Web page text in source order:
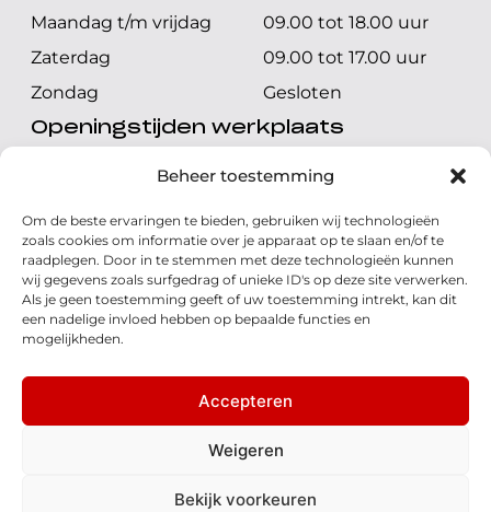
Beheer toestemming
Om de beste ervaringen te bieden, gebruiken wij technologieën
zoals cookies om informatie over je apparaat op te slaan en/of te
raadplegen. Door in te stemmen met deze technologieën kunnen
wij gegevens zoals surfgedrag of unieke ID's op deze site verwerken.
Als je geen toestemming geeft of uw toestemming intrekt, kan dit
een nadelige invloed hebben op bepaalde functies en
mogelijkheden.
Accepteren
Weigeren
Bekijk voorkeuren
Maandag t/m vrijdag
09.00 tot 18.00 uur
Zaterdag
09.00 tot 17.00 uur
Zondag
Gesloten
Openingstijden werkplaats
Maandag t/m vrijdag
08.00 tot 17.00 uur
Zondag
Gesloten
Volg ons
© 2026 - Honda Welman